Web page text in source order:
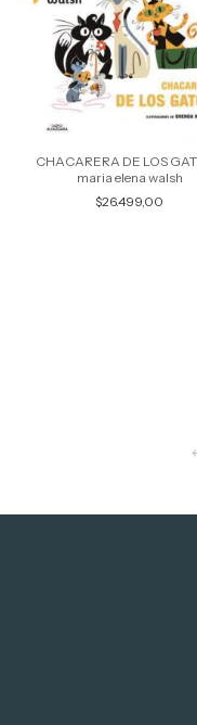
CHACARERA DE LOS
maria elena walsh
$26.499,00